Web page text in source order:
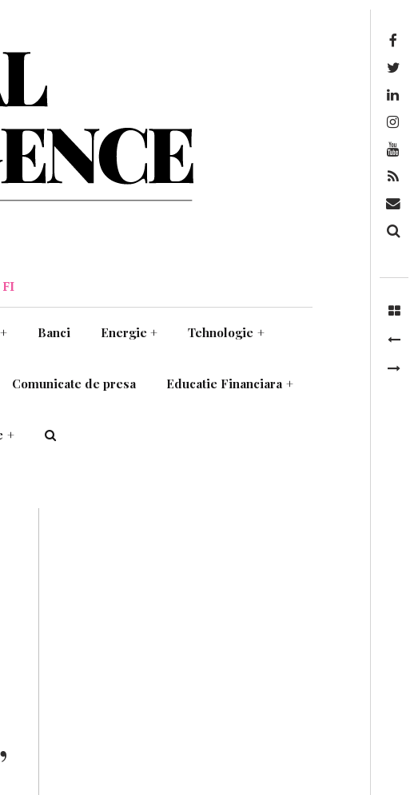
+ Banci Energie + Tehnologie +
Comunicate de presa Educatie Financiara +
+